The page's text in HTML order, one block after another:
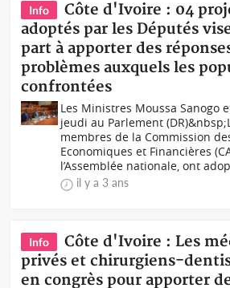
Info
Côte d'Ivoire : 04
adoptés par les Députés
part à apporter des
problèmes auxquels les
confrontées
Les Ministres Moussa Sanogo
jeudi au Parlement
membres de la Commission
Economiques et Financières
l’Assemblée nationale, ont
il y a 3 ans
Info
Côte d'Ivoire : Les
privés et chirurgiens-
en congrès pour apporter